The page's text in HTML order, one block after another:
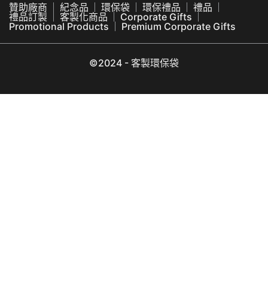
贊助廠商 紀念品 環保袋 環保禮品
禮品
禮品訂製
客製化商品
Corporate Gifts
Promotional Products
Premium Corporate Gifts
©2024 - 客製環保袋